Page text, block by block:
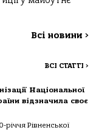
Всі новини >
ВСІ СТАТТІ >
Національної
відзначила своє
Рівненської